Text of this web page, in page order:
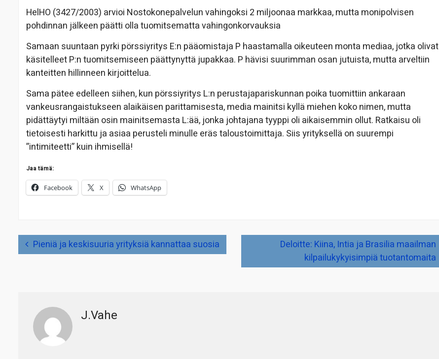
HelHO (3427/2003) arvioi Nostokonepalvelun vahingoksi 2 miljoonaa markkaa, mutta monipolvisen
pohdinnan jälkeen päätti olla tuomitsematta vahingonkorvauksia
Samaan suuntaan pyrki pörssiyritys E:n pääomistaja P haastamalla oikeuteen monta mediaa, jotka olivat
käsitelleet P:n tuomitsemiseen päättynyttä jupakkaa. P hävisi suurimman osan jutuista, mutta arveltiin
kanteitten hillinneen kirjoittelua.
Sama pätee edelleen siihen, kun pörssiyritys L:n perustajapariskunnan poika tuomittiin ankaraan
vankeusrangaistukseen alaikäisen parittamisesta, media mainitsi kyllä miehen koko nimen, mutta
pidättäytyi miltään osin mainitsemasta L:ää, jonka johtajana tyyppi oli aikaisemmin ollut. Ratkaisu oli
tietoisesti harkittu ja asiaa perusteli minulle eräs taloustoimittaja. Siis yrityksellä on suurempi
”intimiteetti” kuin ihmisellä!
Jaa tämä:
Facebook X WhatsApp
Artikkelien
selausPieniä ja keskisuuria yrityksiä kannattaa suosia
Deloitte: Kiina, Intia ja Brasilia maailman
kilpailukykyisimpiä tuotantomaita
J.Vahe